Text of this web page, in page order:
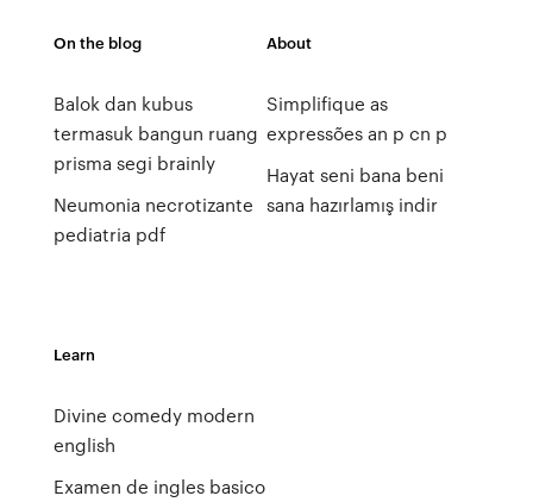
On the blog
Balok dan kubus
termasuk bangun ruang
prisma segi brainly
Neumonia necrotizante
pediatria pdf
About
Simplifique as
expressões an p cn p
Hayat seni bana beni
sana hazırlamış indir
Learn
Divine comedy modern
english
Examen de ingles basico